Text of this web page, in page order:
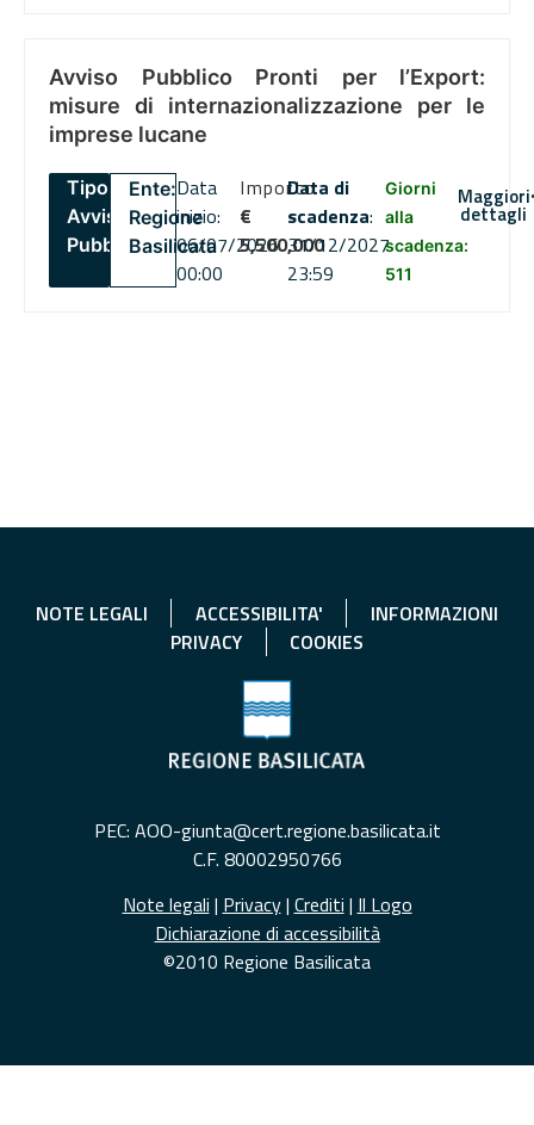
Avviso Pubblico Pronti per l’Export:
misure di internazionalizzazione per le
imprese lucane
Tipo:
Avviso
Pubblico
Ente:
Regione
Basilicata
Data
inizio:
06/07/2026
00:00
Importo
€
5,500,000
Data di
scadenza:
31/12/2027
23:59
Giorni
alla
scadenza:
511
Maggiori
dettagli
NOTE LEGALI ACCESSIBILITA'
INFORMAZIONI
PRIVACY
COOKIES
PEC: AOO-giunta@cert.regione.basilicata.it
C.F. 80002950766
Note legali | Privacy| Crediti | Il Logo
Dichiarazione di accessibilità
©2010 Regione Basilicata